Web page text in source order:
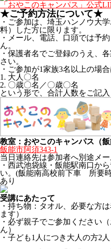
「おやこのキャンパス」公式
★ご予約方法について★
・ご参加は、埼玉ハンノウ大
料）した方に限ります。
・メール、電話、口頭では予
ん。
・保護者名でご登録のうえ、
さい。
・ご参加が1家族3名以上の場
1. 大人〇名
2. 〇歳〇名／〇歳〇名
という形で、合計人数をご記入
教室：おやこのキャンパス（飯
飯能市阿須343-1
当日連絡先は参加者へ別途メ
・西武池袋線・飯能駅南口か
い。(飯能南高校前下車 所要
あり
受講にあたって
・持ち物：タオル、必要な方
ます）
・必ず親子でご参加ください
ん）
・子ども1人につき大人の方2